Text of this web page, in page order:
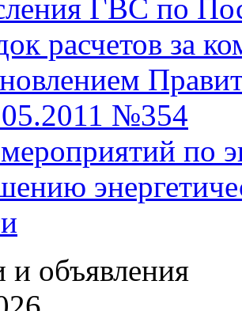
ГВС по
расчетов за
№354
по
и объявления